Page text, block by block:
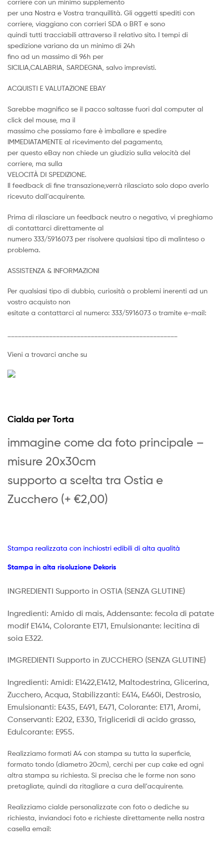
corriere con un minimo supplemento
per una Nostra e Vostra tranquillità. Gli oggetti spediti con
corriere, viaggiano con corrieri SDA o BRT e sono
quindi tutti tracciabili attraverso il relativo sito. I tempi di
spedizione variano da un minimo di 24h
fino ad un massimo di 96h per
SICILIA,CALABRIA, SARDEGNA, salvo imprevisti.
ACQUISTI E VALUTAZIONE EBAY
Sarebbe magnifico se il pacco saltasse fuori dal computer al
click del mouse, ma il
massimo che possiamo fare è imballare e spedire
IMMEDIATAMENTE al ricevimento del pagamento,
per questo eBay non chiede un giudizio sulla velocità del
corriere, ma sulla
VELOCITÀ DI SPEDIZIONE.
Il feedback di fine transazione,verrà rilasciato solo dopo averlo
ricevuto dall’acquirente.
Prima di rilasciare un feedback neutro o negativo, vi preghiamo
di contattarci direttamente al
numero 333/5916073 per risolvere qualsiasi tipo di malinteso o
problema.
ASSISTENZA & INFORMAZIONI
Per qualsiasi tipo di dubbio, curiosità o problemi inerenti ad un
vostro acquisto non
esitate a contattarci al numero: 333/5916073 o tramite e-mail:
Vieni a trovarci anche su
Cialda per Torta
immagine come da foto principale –
misure 20x30cm
supporto a scelta tra Ostia e
Zucchero (+ €2,00)
Stampa realizzata con inchiostri edibili di alta qualità
Stampa in alta risoluzione Dekoris
INGREDIENTI Supporto in OSTIA (SENZA GLUTINE)
Ingredienti: Amido di mais, Addensante: fecola di patate
modif E1414, Colorante E171, Emulsionante: lecitina di
soia E322.
IMGREDIENTI Supporto in ZUCCHERO (SENZA GLUTINE)
Ingredienti: Amidi: E1422,E1412, Maltodestrina, Glicerina,
Zucchero, Acqua, Stabilizzanti: E414, E460i, Destrosio,
Emulsionanti: E435, E491, E471, Colorante: E171, Aromi,
Conservanti: E202, E330, Trigliceridi di acido grasso,
Edulcorante: E955.
Realizziamo formati A4 con stampa su tutta la superficie,
formato tondo (diametro 20cm), cerchi per cup cake ed ogni
altra stampa su richiesta. Si precisa che le forme non sono
pretagliate, quindi da ritagliare a cura dell’acquirente.
Realizziamo cialde personalizzate con foto o dediche su
richiesta, inviandoci foto e richieste direttamente nella nostra
casella email: